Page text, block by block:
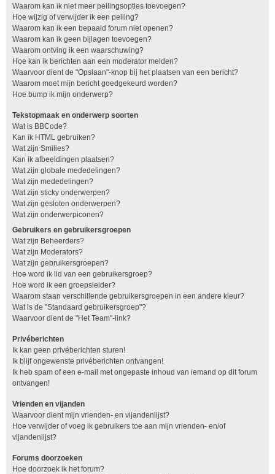
Waarom kan ik niet meer peilingsopties toevoegen?
Hoe wijzig of verwijder ik een peiling?
Waarom kan ik een bepaald forum niet openen?
Waarom kan ik geen bijlagen toevoegen?
Waarom ontving ik een waarschuwing?
Hoe kan ik berichten aan een moderator melden?
Waarvoor dient de "Opslaan"-knop bij het plaatsen van een bericht?
Waarom moet mijn bericht goedgekeurd worden?
Hoe bump ik mijn onderwerp?
Tekstopmaak en onderwerp soorten
Wat is BBCode?
Kan ik HTML gebruiken?
Wat zijn Smilies?
Kan ik afbeeldingen plaatsen?
Wat zijn globale mededelingen?
Wat zijn mededelingen?
Wat zijn sticky onderwerpen?
Wat zijn gesloten onderwerpen?
Wat zijn onderwerpiconen?
Gebruikers en gebruikersgroepen
Wat zijn Beheerders?
Wat zijn Moderators?
Wat zijn gebruikersgroepen?
Hoe word ik lid van een gebruikersgroep?
Hoe word ik een groepsleider?
Waarom staan verschillende gebruikersgroepen in een andere kleur?
Wat is de "Standaard gebruikersgroep"?
Waarvoor dient de "Het Team"-link?
Privéberichten
Ik kan geen privéberichten sturen!
Ik blijf ongewenste privéberichten ontvangen!
Ik heb spam of een e-mail met ongepaste inhoud van iemand op dit forum
ontvangen!
Vrienden en vijanden
Waarvoor dient mijn vrienden- en vijandenlijst?
Hoe verwijder of voeg ik gebruikers toe aan mijn vrienden- en/of
vijandenlijst?
Forums doorzoeken
Hoe doorzoek ik het forum?